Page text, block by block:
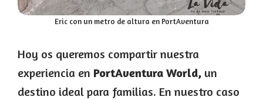
Eric con un metro de altura en PortAventura
Hoy os queremos compartir nuestra
experiencia en PortAventura World, un
destino ideal para familias. En nuestro caso